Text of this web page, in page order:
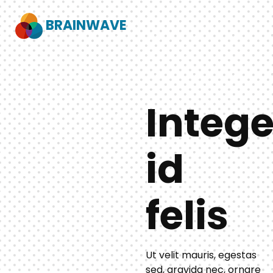
BRAINWAVE
id
felis
Ut velit mauris, egestas
sed, gravida nec, ornare